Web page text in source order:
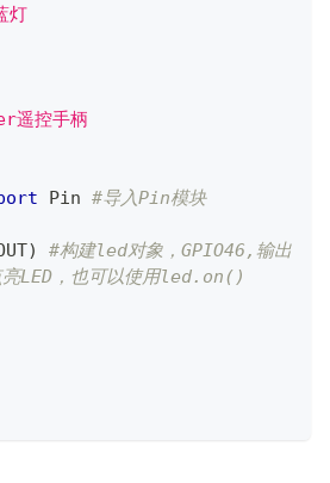
灯
遥控手柄
Pin #导入Pin模块
)
#构建led对象，GPIO46,输出
LED，也可以使用led.on()